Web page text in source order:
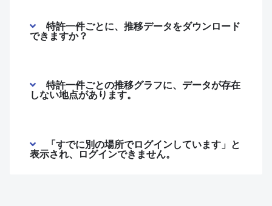
特許一件ごとに、推移データをダウンロード
できますか？
特許一件ごとの推移グラフに、データが存在
しない地点があります。
「すでに別の場所でログインしています」と
表示され、ログインできません。